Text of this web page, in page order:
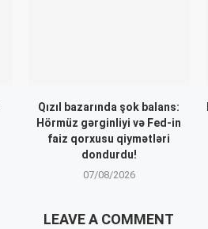
Qızıl bazarında şok balans:
Hörmüz gərginliyi və Fed-in
faiz qorxusu qiymətləri
dondurdu!
07/08/2026
LEAVE A COMMENT